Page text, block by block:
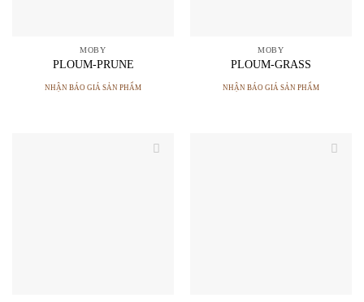
MOBY
PLOUM-PRUNE
NHẬN BÁO GIÁ SẢN PHẨM
MOBY
PLOUM-GRASS
NHẬN BÁO GIÁ SẢN PHẨM